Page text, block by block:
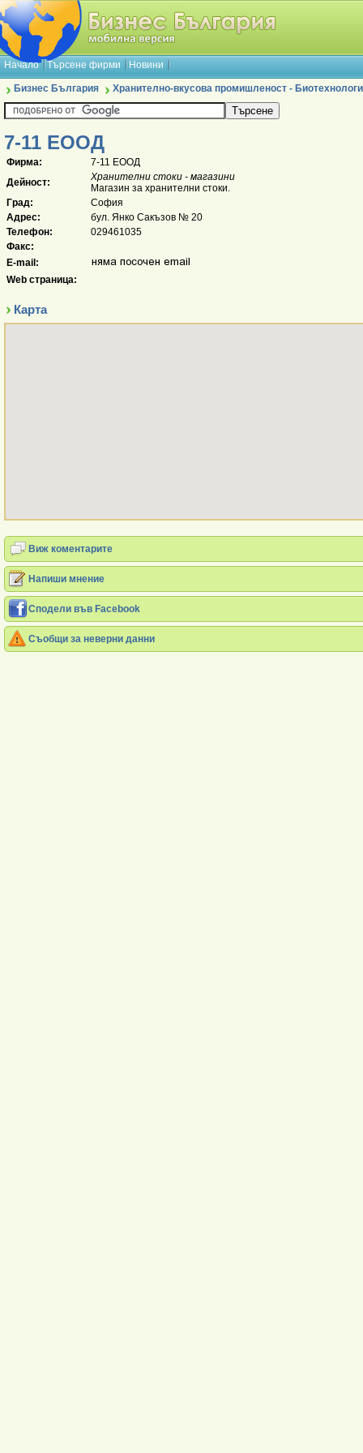
Начало Търсене фирми Новини
Бизнес България Хранително-вкусова промишленост -
7-11 ЕООД
Фирма:
7-11 ЕООД
Дейност:
Хранителни стоки - магазини
Магазин за хранителни стоки.
Град:
София
Адрес:
бул. Янко Сакъзов № 20
Телефон:
029461035
Факс:
E-mail:
Web страница:
Карта
Виж коментарите
Напиши мнение
Сподели във Facebook
Съобщи за неверни данни